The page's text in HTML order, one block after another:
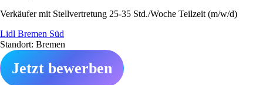
Verkäufer mit Stellvertretung 25-35 Std./Woche Teilzeit (m/w/d)
Lidl Bremen Süd
Standort: Bremen
Jetzt bewerben